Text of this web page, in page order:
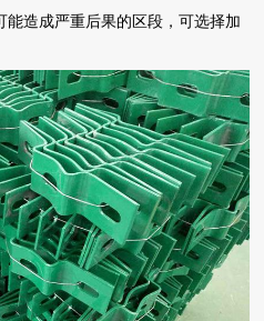
造成严重后果的区段，可选择加